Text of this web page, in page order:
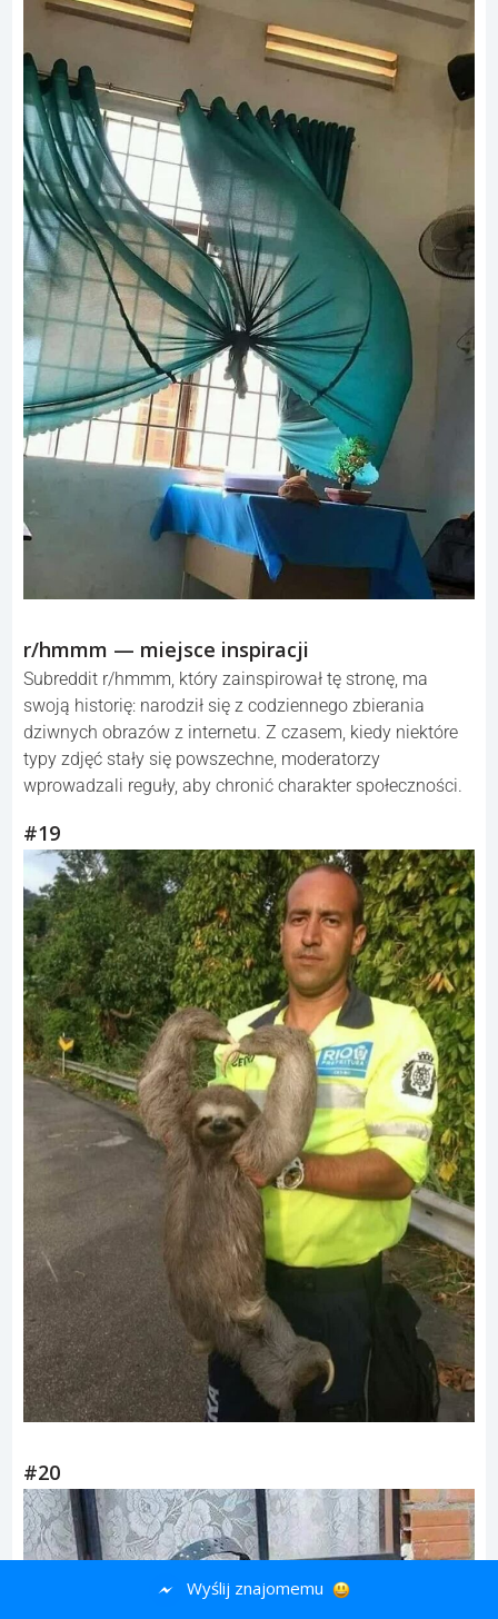
r/hmmm — miejsce inspiracji
Subreddit r/hmmm, który zainspirował tę stronę, ma
swoją historię: narodził się z codziennego zbierania
dziwnych obrazów z internetu. Z czasem, kiedy niektóre
typy zdjęć stały się powszechne, moderatorzy
wprowadzali reguły, aby chronić charakter społeczności.
#19
#20
Wyślij znajomemu